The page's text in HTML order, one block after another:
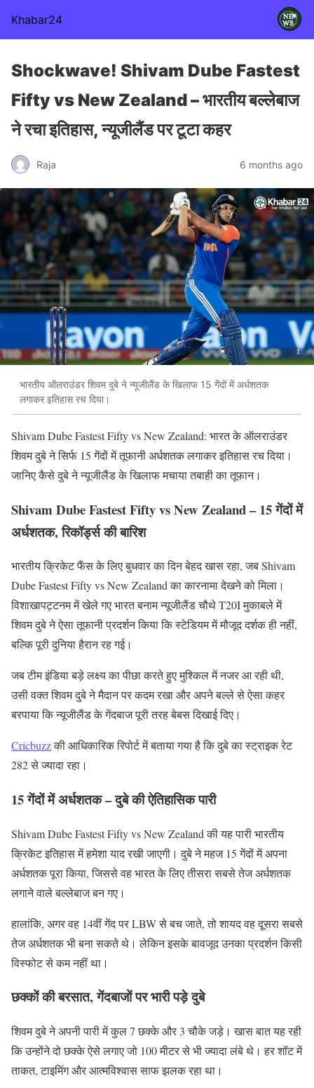
Khabar24
Shockwave! Shivam Dube Fastest
Fifty vs New Zealand – भारतीय बल्लेबाज
ने रचा इतिहास, न्यूजीलैंड पर टूटा कहर
Raja 6 months ago
भारतीय ऑलराउंडर शिवम दुबे ने न्यूजीलैंड के खिलाफ 15 गेंदों में अर्धशतक
लगाकर इतिहास रच दिया।
Shivam Dube Fastest Fifty vs New Zealand: भारत के ऑलराउंडर
शिवम दुबे ने सिर्फ 15 गेंदों में तूफानी अर्धशतक लगाकर इतिहास रच दिया।
जानिए कैसे दुबे ने न्यूजीलैंड के खिलाफ मचाया तबाही का तूफान।
Shivam Dube Fastest Fifty vs New Zealand – 15 गेंदों में
अर्धशतक, रिकॉर्ड्स की बारिश
भारतीय क्रिकेट फैंस के लिए बुधवार का दिन बेहद खास रहा, जब Shivam
Dube Fastest Fifty vs New Zealand का कारनामा देखने को मिला।
विशाखापट्टनम में खेले गए भारत बनाम न्यूजीलैंड चौथे T20I मुकाबले में
शिवम दुबे ने ऐसा तूफानी प्रदर्शन किया कि स्टेडियम में मौजूद दर्शक ही नहीं,
बल्कि पूरी दुनिया हैरान रह गई।
जब टीम इंडिया बड़े लक्ष्य का पीछा करते हुए मुश्किल में नजर आ रही थी,
उसी वक्त शिवम दुबे ने मैदान पर कदम रखा और अपने बल्ले से ऐसा कहर
बरपाया कि न्यूजीलैंड के गेंदबाज पूरी तरह बेबस दिखाई दिए।
Cricbuzzकी आधिकारिक रिपोर्ट में बताया गया है कि दुबे का स्ट्राइक रेट
282 से ज्यादा रहा।
15 गेंदों में अर्धशतक – दुबे की ऐतिहासिक पारी
Shivam Dube Fastest Fifty vs New Zealand की यह पारी भारतीय
क्रिकेट इतिहास में हमेशा याद रखी जाएगी। दुबे ने महज 15 गेंदों में अपना
अर्धशतक पूरा किया, जिससे वह भारत के लिए तीसरा सबसे तेज अर्धशतक
लगाने वाले बल्लेबाज बन गए।
हालांकि, अगर वह 14वीं गेंद पर LBW से बच जाते, तो शायद वह दूसरा सबसे
तेज अर्धशतक भी बना सकते थे। लेकिन इसके बावजूद उनका प्रदर्शन किसी
विस्फोट से कम नहीं था।
छक्कों की बरसात, गेंदबाजों पर भारी पड़े दुबे
शिवम दुबे ने अपनी पारी में कुल 7 छक्के और 3 चौके जड़े। खास बात यह रही
कि उन्होंने दो छक्के ऐसे लगाए जो 100 मीटर से भी ज्यादा लंबे थे। हर शॉट में
ताकत, टाइमिंग और आत्मविश्वास साफ झलक रहा था।